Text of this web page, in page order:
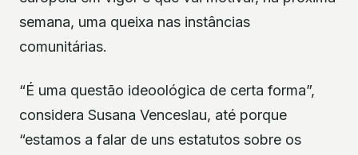
semana, uma queixa nas instâncias
comunitárias.
“É uma questão ideoológica de certa forma”,
considera Susana Venceslau, até porque
“estamos a falar de uns estatutos sobre os